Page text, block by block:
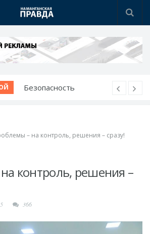
школьники - среди
трибунах
души
– на контроль, решения – сразу!
контроль, решения –
366